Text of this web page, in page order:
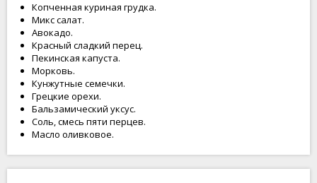
Копченная куриная грудка.
Микс салат.
Авокадо.
Красный сладкий перец.
Пекинская капуста.
Морковь.
Кунжутные семечки.
Грецкие орехи.
Бальзамический уксус.
Соль, смесь пяти перцев.
Масло оливковое.